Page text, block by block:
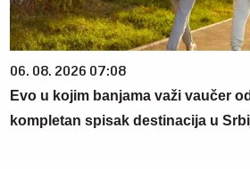
06. 08. 2026 07:08
Evo u kojim banjama važi vaučer
kompletan spisak destinacija u